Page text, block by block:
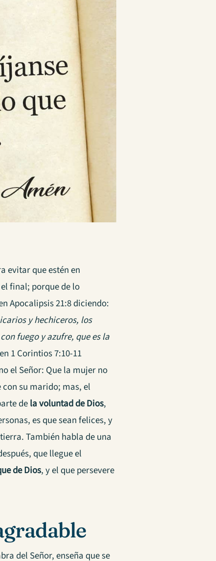
evitar que estén en
final; porque de lo
Apocalipsis 21:8 diciendo:
y hechiceros, los
fuego y azufre, que es la
1 Corintios 7:10-11
el Señor: Que la mujer no
con su marido; mas, el
dela voluntad de Dios,
es que sean felices, y
También habla de una
que llegue el
de Dios, y el que persevere
del Señor, enseña que se